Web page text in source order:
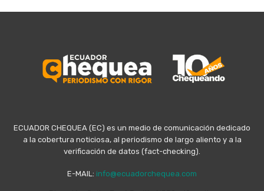
ECUADOR CHEQUEA (EC) es un medio de comunicación dedicado
a la cobertura noticiosa, al periodismo de largo aliento y a la
verificación de datos (fact-checking).
E-MAIL: info@ecuadorchequea.com